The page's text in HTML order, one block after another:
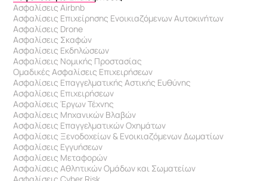
Ασφαλίσεις Airbnb
Ασφαλίσεις Επιχείρησης Ενοικιαζόμενων Αυτοκινήτων
Ασφαλίσεις Drone
Ασφαλίσεις Σκαφών
Ασφαλίσεις Εκδηλώσεων
Ασφαλίσεις Νομικής Προστασίας
Ομαδικές Ασφαλίσεις Επιχειρήσεων
Ασφαλίσεις Επαγγελματικής Αστικής Ευθύνης
Ασφαλίσεις Επιχειρήσεων
Ασφαλίσεις Έργων Τέχνης
Ασφαλίσεις Μηχανικών Βλαβών
Ασφαλίσεις Επαγγελματικών Οχημάτων
Ασφαλίσεις Ξενοδοχείων & Eνοικιαζόμενων Δωματίων
Ασφαλίσεις Εγγυήσεων
Ασφαλίσεις Μεταφορών
Ασφαλίσεις Αθλητικών Ομάδων και Σωματείων